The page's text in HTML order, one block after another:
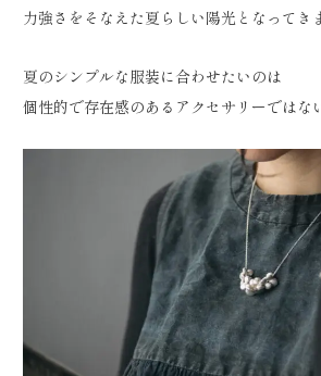
力強さをそなえた夏らしい陽光となってき
夏のシンプルな服装に合わせたいのは
個性的で存在感のあるアクセサリーではな